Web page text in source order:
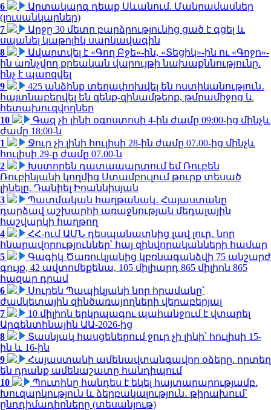
6
Արտակարգ դեպք Սևանում. Մանրամասներ
(լուսանկարներ)
7
Արջը 30 մետր բարձրությունից ցած է գցել և
սպանել կաթոլիկ սարկավագին
8
Ավարտվել է «Գող Բջե»-ին, «Տեցիկ»-ին ու «Գոջո»-
ին առնչվող քրեական վարույթի նախաքննությունը.
ինչ է պարզվել
9
425 անձինք տեղափոխվել են ոստիկանություն․
հայտնաբերվել են զենք-զինամթերք, թմրամիջոց և
հետախուզվողներ
10
Գազ չի լինի օգոստոսի 4-ին ժամը 09:00-ից մինչև
ժամը 18:00-ն
1
Ջուր չի լինի հուլիսի 28-ին ժամը 07.00-ից մինչև
հուլիսի 29-ը ժամը 07.00-ն
2
Խստորեն դատապարտում եմ Ռուբեն
Ռուբինյանի կողմից Ստամբուլում թուրք տեսած
լինելը. Դանիել Իոաննիսյան
3
Պատմական հաղթանակ․ Հայաստանը
դարձավ աշխարհի առաջնության մեդալային
հաշվարկի հաղթող
4
ՀՀ-ում ԱՄՆ դեսպանատնից լավ լուր․ նոր
հնարավորություններ՝ հայ զինվորականների համար
5
Գագիկ Ծառուկյանից կբռնագանձվի 75 անշարժ
գույք, 42 ավտոմեքենա, 105 միլիարդ 865 միլիոն 865
հազար դրամ
6
Սուրեն Պապիկյանի նոր հրամանը՝
ժամկետային զինծառայողների վերաբերյալ
7
10 միլիոն երկրպագու պահանջում է վտարել
Արգենտինային ԱԱ-2026-ից
8
Տասնյակ հասցեներում ջուր չի լինի՝ հուլիսի 15-
ին և 16-ին
9
Հայաստանի ամենավտանգավոր օձերը. որտեղ
են դրանք ամենաշատը հանդիպում
10
Պուտինը հանդես է եկել հայտարարությամբ.
Խուզարկություն և ձերբակալություն․ թիրախում՝
ընդդիմադիրները (տեսանյութ)